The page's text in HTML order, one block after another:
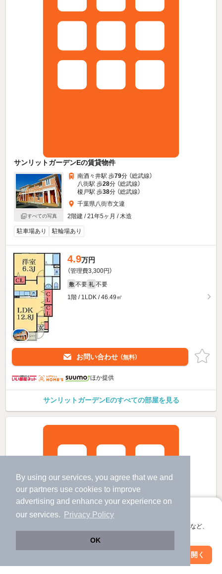
By using our services, you agree that we and
our partners use cookies to improve
advertising and enhance your experience on
our services.
Privacy Policy
OK
アプリに切り替えて、サクサクお部屋探し
会員登録なしですぐ使える。マップ検索やお気に入り保存など、
アプリを開く
サンリットガーデンEの賃貸物件
すべての写真
南酒々井駅 歩79分 （総武線）
八街駅 歩28分 （総武線）
榎戸駅 歩38分 （総武線）
千葉県八街市文違
2階建 / 21年5ヶ月 / 木造
駐車場あり 駐輪場あり
4.9万円
（管理費3,300円）
敷 不要 礼 不要
1階 / 1LDK / 46.49㎡
お問い合わせ （無料）
ほか提供
サンリットガーデンEのすべての部屋を見る
絞り込み条件を変更